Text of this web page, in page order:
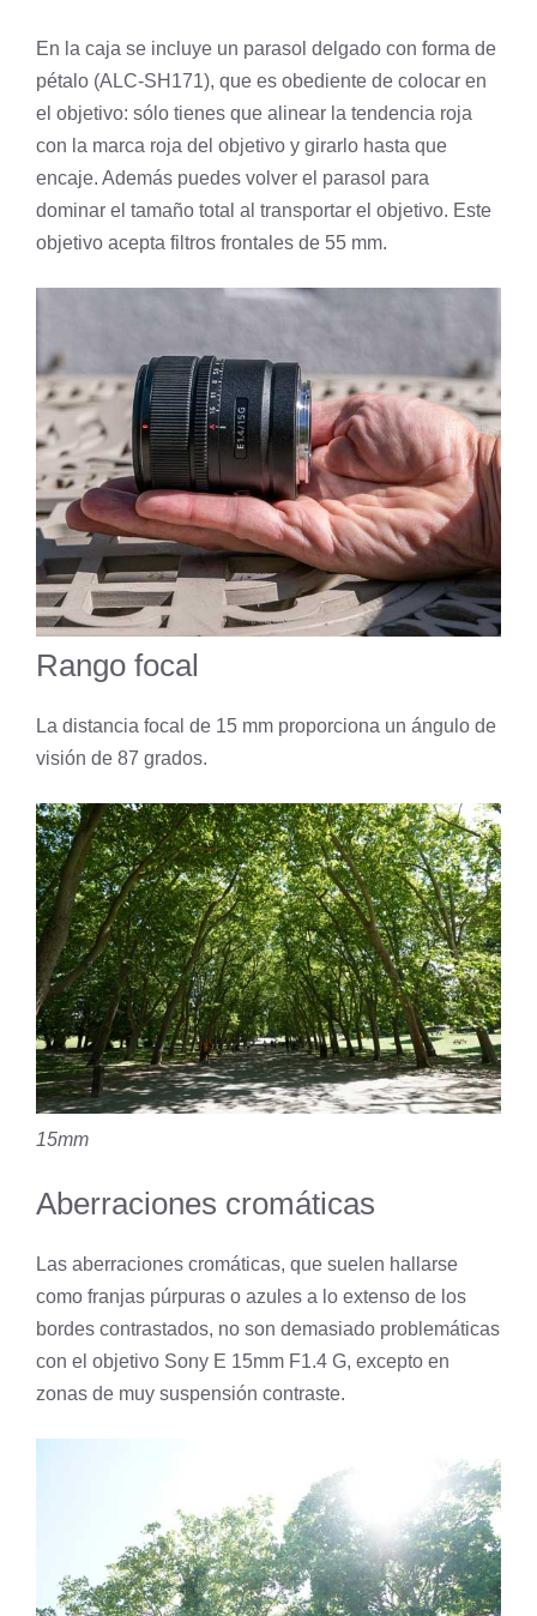
En la caja se incluye un parasol delgado con forma de
pétalo (ALC-SH171), que es obediente de colocar en
el objetivo: sólo tienes que alinear la tendencia roja
con la marca roja del objetivo y girarlo hasta que
encaje. Además puedes volver el parasol para
dominar el tamaño total al transportar el objetivo. Este
objetivo acepta filtros frontales de 55 mm.
Rango focal
La distancia focal de 15 mm proporciona un ángulo de
visión de 87 grados.
15mm
Aberraciones cromáticas
Las aberraciones cromáticas, que suelen hallarse
como franjas púrpuras o azules a lo extenso de los
bordes contrastados, no son demasiado problemáticas
con el objetivo Sony E 15mm F1.4 G, excepto en
zonas de muy suspensión contraste.